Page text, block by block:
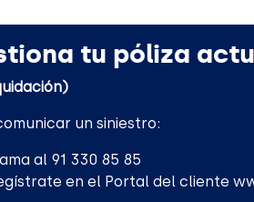
tu póliza
un siniestro:
al 91 330 85 85
en el Portal del cliente